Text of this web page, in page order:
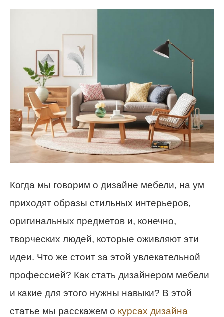
Когда мы говорим о дизайне мебели, на ум
приходят образы стильных интерьеров,
оригинальных предметов и, конечно,
творческих людей, которые оживляют эти
идеи. Что же стоит за этой увлекательной
профессией? Как стать дизайнером мебели
и какие для этого нужны навыки? В этой
статье мы расскажем о курсах дизайна